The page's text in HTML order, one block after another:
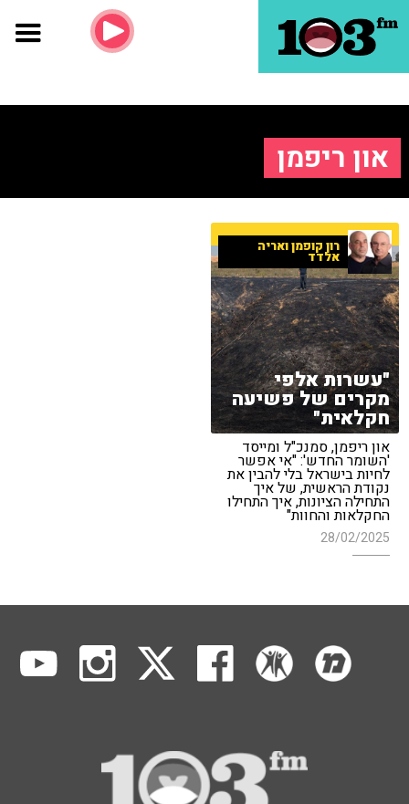
און ריפמן
רון קופמן ואריה
אלדד
"עשרות אלפי
מקרים של פשיעה
חקלאית"
און ריפמן, סמנכ"ל ומייסד
'השומר החדש': "אי אפשר
לחיות בישראל בלי להבין את
נקודת הראשית, של איך
התחילה הציונות, איך התחילו
החקלאות והחוות"
28/02/2025